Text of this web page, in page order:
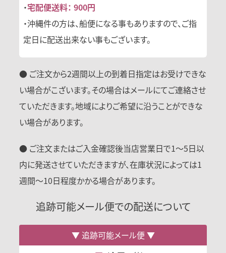
・宅配便送料： 900円
・沖縄件の方は、船便になる事もありますので、ご指
定日に配送出来ない事もございます。
● ご注文から2週間以上の到着日指定はお受けできな
い場合がこざいます。その場合はメールにてご連絡させ
ていただきます。地域によりご希望に沿うことができな
い場合があります。
● ご注文またはご入金確認後当店営業日で1〜5日以
内に発送させていただきますが、在庫状況によっては1
週間〜10日程度かかる場合があります。
追跡可能メール便での配送について
追跡可能メール便